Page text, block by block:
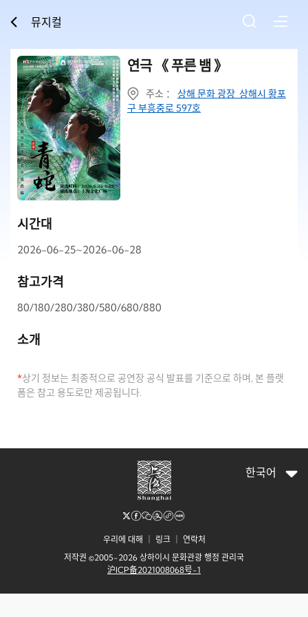
뮤지컬
연극 《 푸른 뱀 》
주소 ： 상해 문화 광장 상해시 황포
구 부흥중로 597호
시간대
2026-06-25~2026-06-28
참고가격
80/180/280/380/580/680/880
소개
*상기 정보는 최종적으로 공연장 공식 발표를 기준으로 하며, 본 플랫
폼은 참고 용도로만 제공됩니다.
우리에 대해 링크｜ 연락처
저작권 ©2005-2026 상하이시 문화관광 행정 관리국
沪ICP备2021008068号-1
한국어